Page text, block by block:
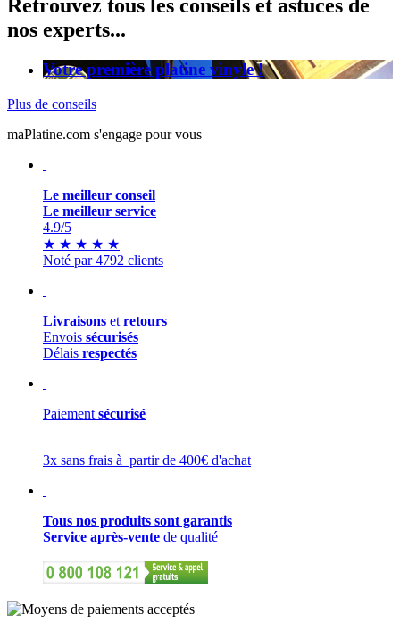
Retrouvez tous les conseils et astuces de
nos experts...
Votre première platine vinyle !
Plus de conseils
maPlatine.com s'engage pour vous
Le meilleur conseil
Le meilleur service
4.9/5
★ ★ ★ ★ ★
Noté par 4792 clients
Livraisons et retours
Envois sécurisés
Délais respectés
Paiement sécurisé
3x sans frais à partir de 400€ d'achat
Tous nos produits sont garantis
Service après-vente de qualité